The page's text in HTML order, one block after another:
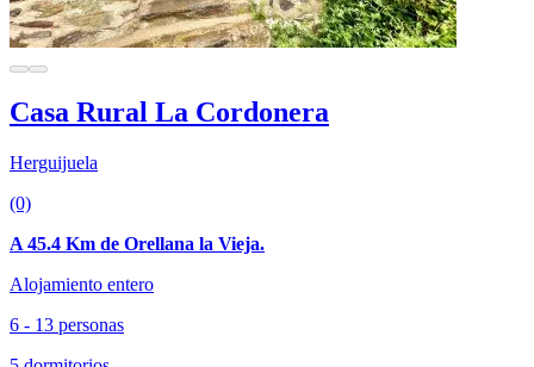
Casa Rural La Cordonera
Herguijuela
(0)
A 45.4 Km de Orellana la Vieja.
Alojamiento entero
6 - 13 personas